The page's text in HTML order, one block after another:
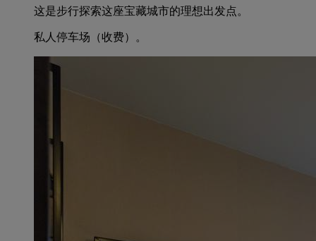
这是步行探索这座宝藏城市的理想出发点。
私人停车场（收费）。